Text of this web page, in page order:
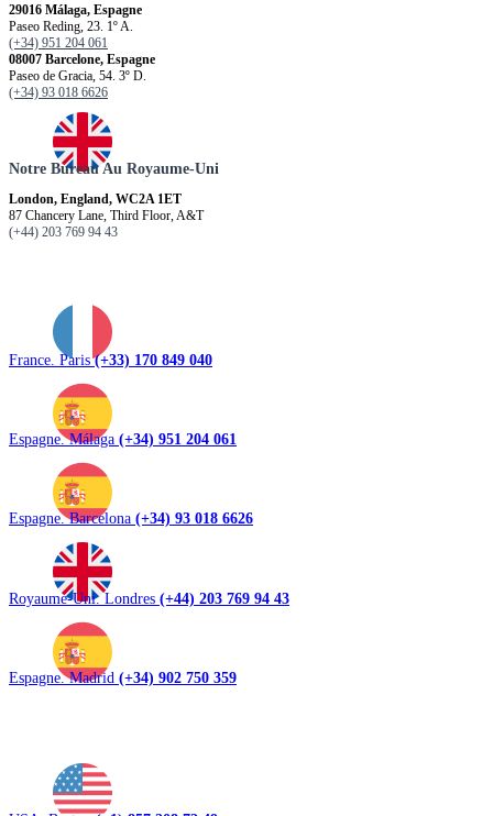
29016 Málaga, Espagne
Paseo Reding, 23. 1º A.
(+34) 951 204 061
08007 Barcelone, Espagne
Paseo de Gracia, 54. 3º D.
(+34) 93 018 6626
Notre Bureau Au Royaume-Uni
London, England, WC2A 1ET
87 Chancery Lane, Third Floor, A&T
(+44) 203 769 94 43
France. Paris(+33) 170 849 040
Espagne. Málaga (+34) 951 204 061
Espagne. Barcelona (+34) 93 018 6626
Royaume-Uni. Londres (+44) 203 769 94 43
Espagne. Madrid (+34) 902 750 359